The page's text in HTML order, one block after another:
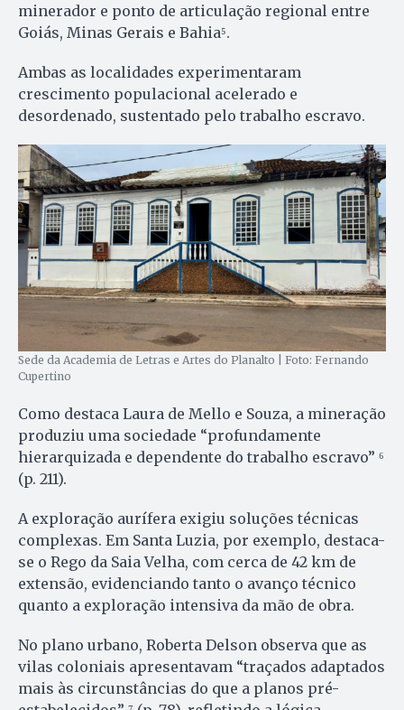
minerador e ponto de articulação regional entre
Goiás, Minas Gerais e Bahia⁵.
Ambas as localidades experimentaram
crescimento populacional acelerado e
desordenado, sustentado pelo trabalho escravo.
Sede da Academia de Letras e Artes do Planalto | Foto: Fernando
Cupertino
Como destaca Laura de Mello e Souza, a mineração
produziu uma sociedade “profundamente
hierarquizada e dependente do trabalho escravo” ⁶
(p. 211).
A exploração aurífera exigiu soluções técnicas
complexas. Em Santa Luzia, por exemplo, destaca-
se o Rego da Saia Velha, com cerca de 42 km de
extensão, evidenciando tanto o avanço técnico
quanto a exploração intensiva da mão de obra.
No plano urbano, Roberta Delson observa que as
vilas coloniais apresentavam “traçados adaptados
mais às circunstâncias do que a planos pré-